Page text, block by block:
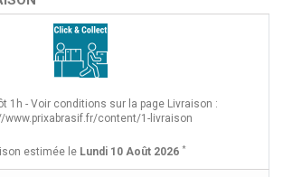
1h - Voir conditions sur la page Livraison :
www.prixabrasif.fr/content/1-livraison
estimée le Lundi 10 Août 2026 *